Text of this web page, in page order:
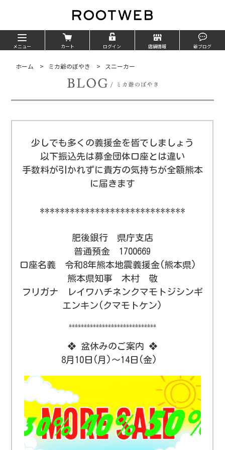
メニュー カート ログイン 店舗情報 爺ブログ
ホーム > ミカ爺のぼやき > スニーカー
少しでも多くの義援金を皆でしましょう
以下振込先は募金団体口座とは違い
手数料が引かれずに貴方の気持ちが全額熊本
に届きます
*****************************
肥後銀行 県庁支店
普通預金 1700669
口座名義 令和8年熊本地震義援金(熊本県)
熊本県知事 木村 敬
フリガナ レイワハチネンクマモトジシンギ
エンキン(クマモトケン)
*****************************
❖ 盆休みのご案内 ❖
8月10日(月)～14日(金)